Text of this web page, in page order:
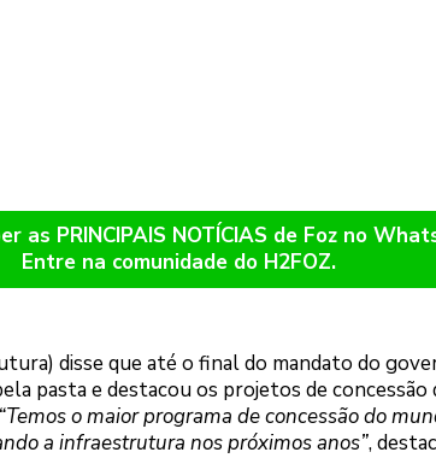
as PRINCIPAIS NOTÍCIAS de Foz no
Entre na comunidade do H2FOZ.
disse que até o final do mandato do
pasta e destacou os projetos de concessão
“Temos o maior programa de concessão do
a infraestrutura nos próximos anos”,